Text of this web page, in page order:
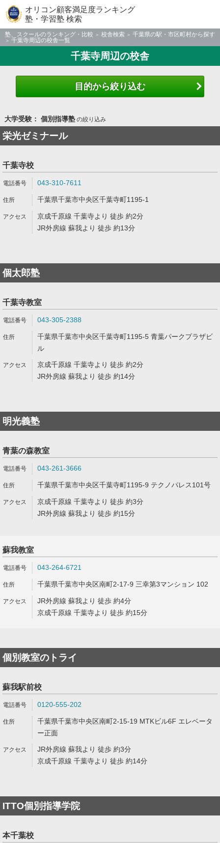
オリコン顧客満足度ランキング
塾・学習塾 検索
塾、スクールのランキング・比較 校舎検索
千葉県の駅・市区町村から探す
千葉寺周辺の校舎一覧
千葉寺周辺の校舎
目的から絞り込む
大学受験： 個別指導塾の絞り込み
栄光ゼミナール
千葉寺校
043-310-7611
千葉県千葉市中央区千葉寺町1195-1
京成千原線 千葉寺より 徒歩 約2分
JR外房線 蘇我より 徒歩 約13分
個太郎塾
千葉寺教室
043-305-2388
千葉県千葉市中央区千葉寺町1195-5 青葉パークプラザビ
ル
京成千原線 千葉寺より 徒歩 約2分
JR外房線 蘇我より 徒歩 約14分
明光義塾
青葉の森教室
043-261-3666
千葉県千葉市中央区千葉寺町1195-9 テクノパレス101号
京成千原線 千葉寺より 徒歩 約3分
JR外房線 蘇我より 徒歩 約15分
蘇我教室
043-264-6721
千葉県千葉市中央区南町2-17-9 三幸第3マンション 102
JR外房線 蘇我より 徒歩 約4分
京成千原線 千葉寺より 徒歩 約15分
個別教室のトライ
蘇我駅前校
0120-555-202
千葉県千葉市中央区南町2-15-19 MTKビル6F エレベータ
ー正面
JR外房線 蘇我より 徒歩 約3分
京成千原線 千葉寺より 徒歩 約14分
ITTO個別指導学院
本千葉校